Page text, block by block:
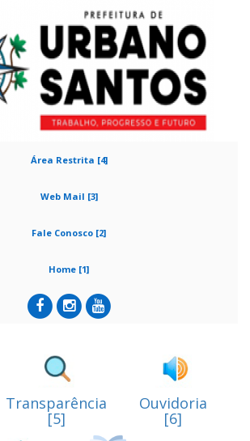
Área Restrita [4]
Web Mail [3]
Fale Conosco [2]
Home [1]
Transparência
[5]
Ouvidoria
[6]